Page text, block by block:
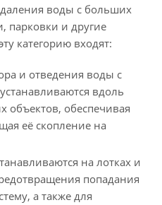
воды с больших
парковки и другие
категорию входят:
и отведения воды с
вдоль
объектов, обеспечивая
её скопление на
на лотках и
попадания
а также для